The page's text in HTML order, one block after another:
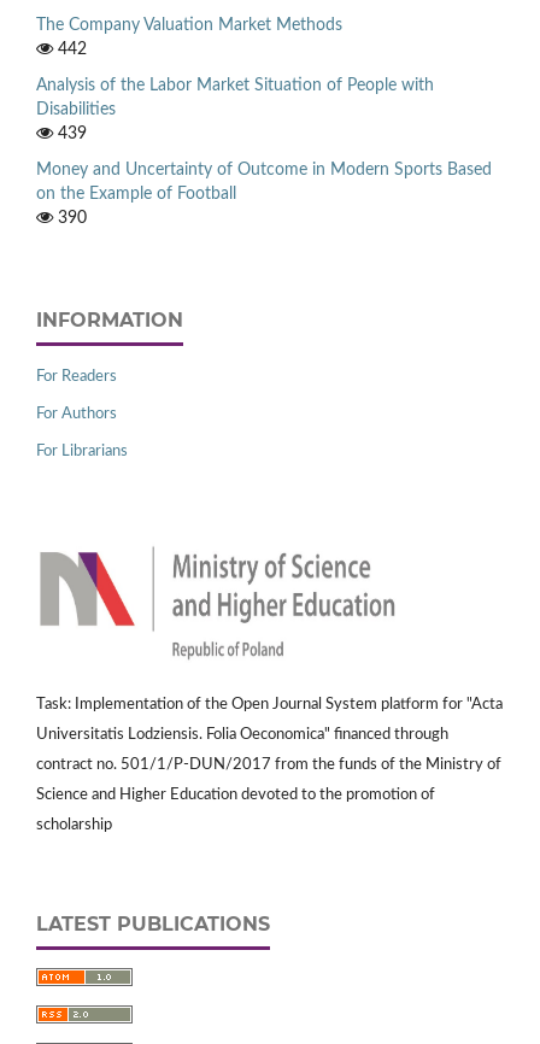
The Company Valuation Market Methods
442
Analysis of the Labor Market Situation of People with
Disabilities
439
Money and Uncertainty of Outcome in Modern Sports Based
on the Example of Football
390
INFORMATION
For Readers
For Authors
For Librarians
Task: Implementation of the Open Journal System platform for "Acta
Universitatis Lodziensis. Folia Oeconomica" financed through
contract no. 501/1/P-DUN/2017 from the funds of the Ministry of
Science and Higher Education devoted to the promotion of
scholarship
LATEST PUBLICATIONS